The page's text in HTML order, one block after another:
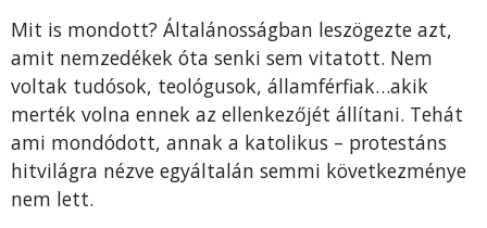
Mit is mondott? Általánosságban leszögezte azt,
amit nemzedékek óta senki sem vitatott. Nem
voltak tudósok, teológusok, államférfiak…akik
merték volna ennek az ellenkezőjét állítani. Tehát
ami mondódott, annak a katolikus – protestáns
hitvilágra nézve egyáltalán semmi következménye
nem lett.